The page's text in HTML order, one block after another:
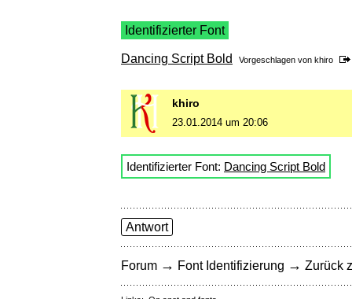
Identifizierter Font
Dancing Script Bold Vorgeschlagen von khiro
khiro
23.01.2014 um 20:06
Identifizierter Font: Dancing Script Bold
Antwort
Forum → Font Identifizierung → Zurück